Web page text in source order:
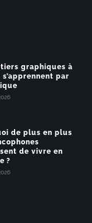
graphiques à
s’apprennent par
de plus en plus
de vivre en
?